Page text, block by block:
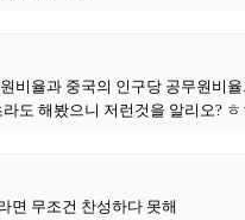
비율과 중국의 인구당 공무원비
도 해봤으니 저런것을 알리오?
면 무조건 찬성하다 못해